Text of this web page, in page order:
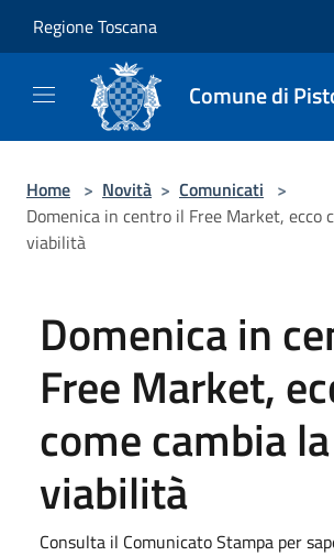
Regione Toscana
Comune di
Home > Novità > Comunicati >
Domenica in centro il Free Market, ecco
viabilità
Domenica in
Free Market,
come cambia la
viabilità
Consulta il Comunicato Stampa per